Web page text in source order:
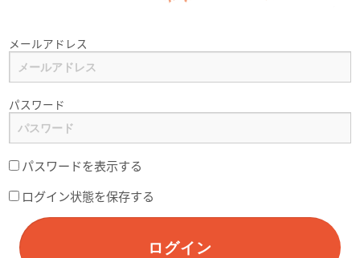
メールアドレス
パスワード
パスワードを表示する
ログイン状態を保存する
ログイン